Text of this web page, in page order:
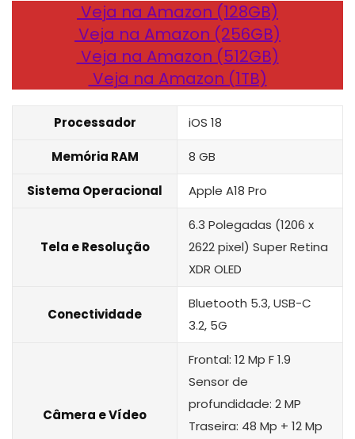
Veja na Amazon (128GB)
Veja na Amazon (256GB)
Veja na Amazon (512GB)
Veja na Amazon (1TB)
Processador iOS 18
Memória RAM 8 GB
Sistema Operacional Apple A18 Pro
Tela e Resolução
6.3 Polegadas (1206 x
2622 pixel) Super Retina
XDR OLED
Conectividade
‎Bluetooth 5.3, USB-C
3.2, 5G
Câmera e Vídeo
Frontal: 12 Mp F 1.9
Sensor de
profundidade: 2 MP
Traseira: 48 Mp + 12 Mp